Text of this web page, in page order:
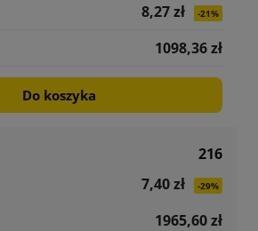
8,27 zł
-21%
1098,36 zł
Do koszyka
216
7,40 zł
-29%
1965,60 zł